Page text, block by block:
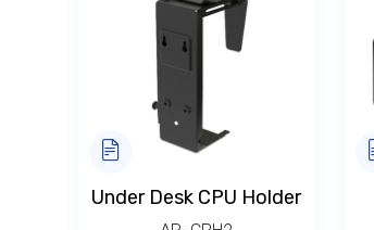
Under Desk CPU Holder